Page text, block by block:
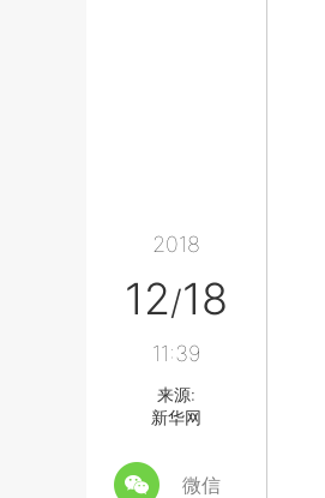
2018
12/18
11:39
来源:
新华网
微信